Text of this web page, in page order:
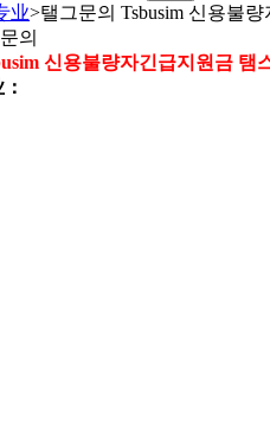
业>탤그문의 Tsbusim 신용불
의
신용불량자긴급지원금